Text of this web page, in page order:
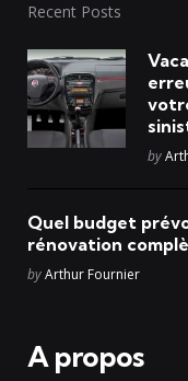
Recent Posts
by
Quel budget
rénovation
Posted
byArthur Fournier
A propos